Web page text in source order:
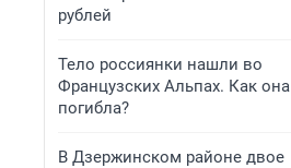
рублей
Тело россиянки нашли во
Французских Альпах. Как она
погибла?
В Дзержинском районе двое